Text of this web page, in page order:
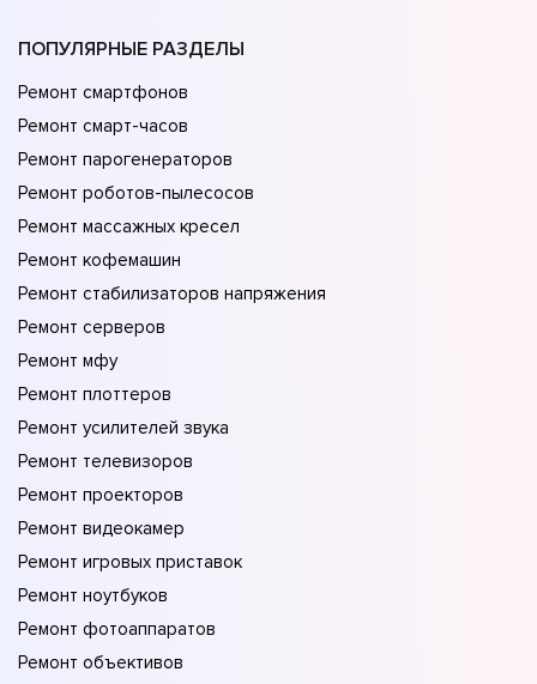
ПОПУЛЯРНЫЕ РАЗДЕЛЫ
Ремонт смартфонов
Ремонт смарт-часов
Ремонт парогенераторов
Ремонт роботов-пылесосов
Ремонт массажных кресел
Ремонт кофемашин
Ремонт стабилизаторов напряжения
Ремонт серверов
Ремонт мфу
Ремонт плоттеров
Ремонт усилителей звука
Ремонт телевизоров
Ремонт проекторов
Ремонт видеокамер
Ремонт игровых приставок
Ремонт ноутбуков
Ремонт фотоаппаратов
Ремонт объективов